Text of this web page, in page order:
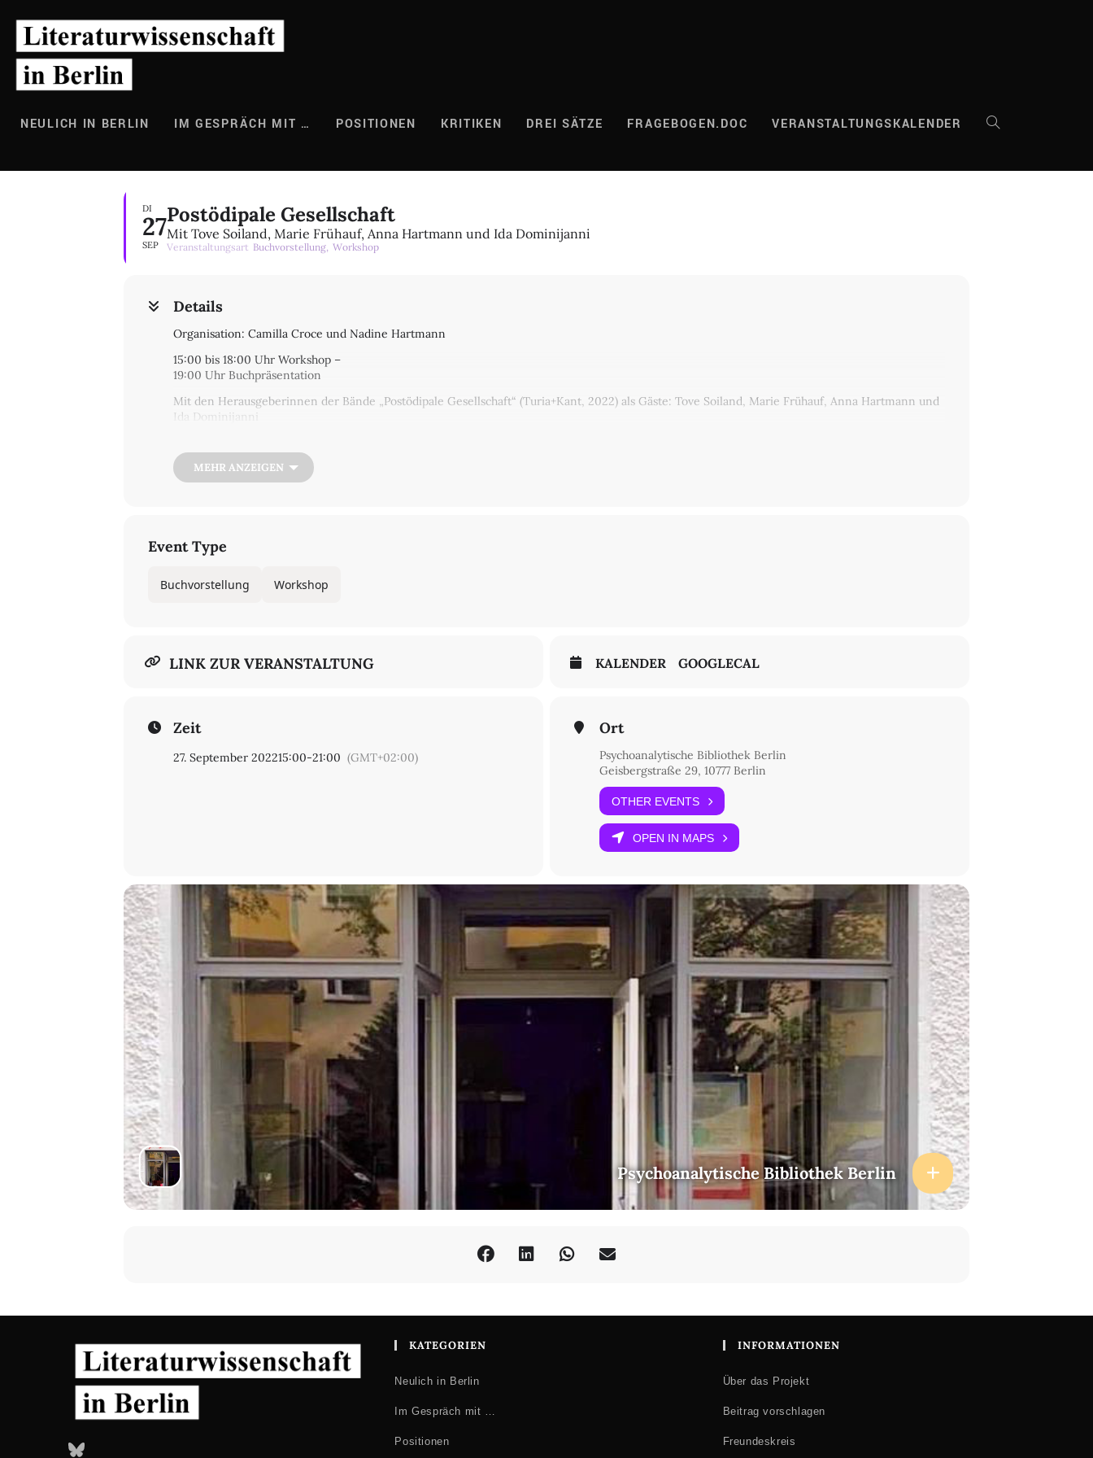
Inhalt
springen
NEULICH IN BERLIN IM GESPRÄCH MIT … POSITIONEN KRITIKEN DREI SÄTZE FRAGEBOGEN.DOC VERANSTALTUNGSKALENDER WEBSITE-
DI
27
SEP
Postödipale Gesellschaft
Mit Tove Soiland, Marie Frühauf, Anna Hartmann und Ida Dominijanni
Veranstaltungsart Buchvorstellung, Workshop
Details
Organisation: Camilla Croce und Nadine Hartmann
15:00 bis 18:00 Uhr Workshop –
19:00 Uhr Buchpräsentation
Mit den Herausgeberinnen der Bände „Postödipale Gesellschaft“ (Turia+Kant, 2022) als Gäste: Tove Soiland, Marie Frühauf, Anna Hartmann und
Ida Dominijanni
postödipalen Gesellschaft. Ziel der beiden Übersetzungsbände ist es, diese Diskussion einem deutschsprachigen Publikum zugänglich zu machen.
Die Aufsätze dieser internationalen Debatte, deren bekannteste Vertreter Alenka Zupancic, Slavoj Zizek, Massimo Recalcati, Joan Copjec und
Konsektuive Übersetzung von Johannes R. Hampel.
Eintritt: 10/5€
Für das Material des Workshops bitte hier schreiben:
MEHR ANZEIGEN
Event Type
Buchvorstellung Workshop
LINK ZUR VERANSTALTUNG KALENDER GOOGLECAL
Zeit
27. September 202215:00-21:00 (GMT+02:00)
Ort
Psychoanalytische Bibliothek Berlin
Geisbergstraße 29, 10777 Berlin
OTHER EVENTS
OPEN IN MAPS
Psychoanalytische Bibliothek Berlin
Bluesky
KATEGORIEN
Neulich in Berlin
Im Gespräch mit …
Positionen
INFORMATIONEN
Über das Projekt
Beitrag vorschlagen
Freundeskreis